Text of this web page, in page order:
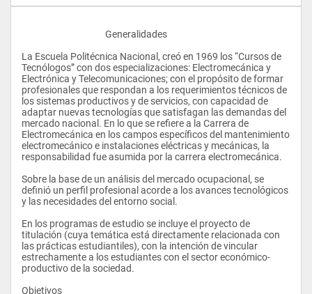
					Generalidades
La Escuela Politécnica Nacional, creó en 1969 los “Cursos de
Tecnólogos” con dos especializaciones: Electromecánica y
Electrónica y Telecomunicaciones; con el propósito de formar
profesionales que respondan a los requerimientos técnicos de
los sistemas productivos y de servicios, con capacidad de
adaptar nuevas tecnologías que satisfagan las demandas del
mercado nacional. En lo que se refiere a la Carrera de
Electromecánica en los campos específicos del mantenimiento
electromecánico e instalaciones eléctricas y mecánicas, la
responsabilidad fue asumida por la carrera electromecánica.
Sobre la base de un análisis del mercado ocupacional, se
definió un perfil profesional acorde a los avances tecnológicos
y las necesidades del entorno social.
En los programas de estudio se incluye el proyecto de
titulación (cuya temática está directamente relacionada con
las prácticas estudiantiles), con la intención de vincular
estrechamente a los estudiantes con el sector económico-
productivo de la sociedad.
Objetivos